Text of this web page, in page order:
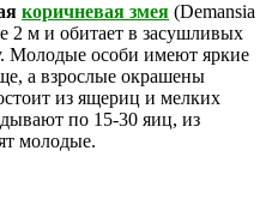
коричневая змея (Demansia
2 м и обитает в засушливых
Молодые особи имеют яркие
а взрослые окрашены
из ящериц и мелких
по 15-30 яиц, из
молодые.